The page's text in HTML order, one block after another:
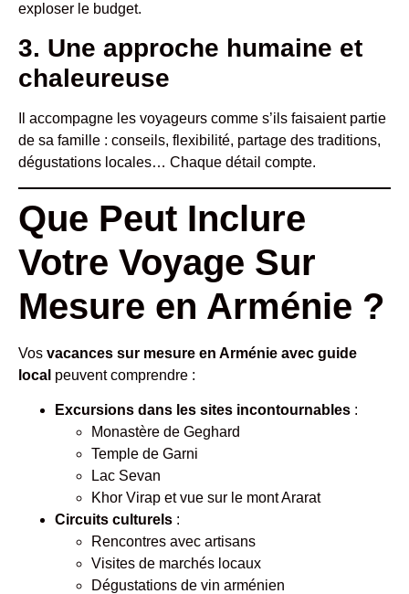
exploser le budget.
3. Une approche humaine et
chaleureuse
Il accompagne les voyageurs comme s’ils faisaient partie
de sa famille : conseils, flexibilité, partage des traditions,
dégustations locales… Chaque détail compte.
Que Peut Inclure
Votre Voyage Sur
Mesure en Arménie ?
Vos vacances sur mesure en Arménie avec guide
local peuvent comprendre :
Excursions dans les sites incontournables :
Monastère de Geghard
Temple de Garni
Lac Sevan
Khor Virap et vue sur le mont Ararat
Circuits culturels :
Rencontres avec artisans
Visites de marchés locaux
Dégustations de vin arménien